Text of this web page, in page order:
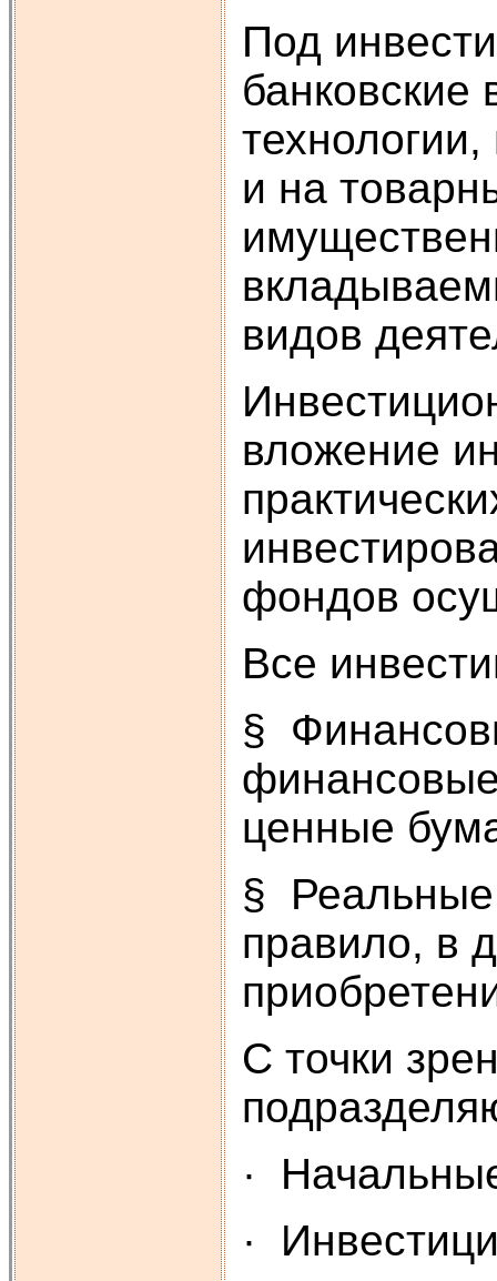
Под
банковские
и на
видов
вложение
фондов
Все
§
финансовые
ценные
§ Реальные
правило, в
С точки
·
·